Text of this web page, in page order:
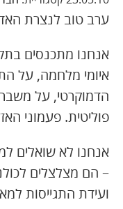
ערב טוב לנצרת
אנחנו מתכנסים
איומי מלחמה, על
הדמוקרטי, על
פוליטית. פעמוני
אנחנו לא שואלים
– הם מצלצלים
ועידת התגייסות